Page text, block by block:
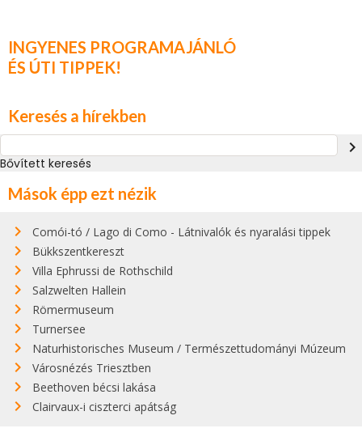
INGYENES PROGRAMAJÁNLÓ
ÉS ÚTI TIPPEK!
Keresés a hírekben
navigate_next
Bővített keresés
Mások épp ezt nézik
Comói-tó / Lago di Como - Látnivalók és nyaralási tippek
Bükkszentkereszt
Villa Ephrussi de Rothschild
Salzwelten Hallein
Römermuseum
Turnersee
Naturhistorisches Museum / Természettudományi Múzeum
Városnézés Triesztben
Beethoven bécsi lakása
Clairvaux-i ciszterci apátság